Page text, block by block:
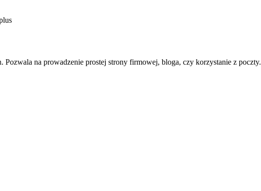
na prowadzenie prostej strony firmowej, bloga, czy korzystanie z poczty.